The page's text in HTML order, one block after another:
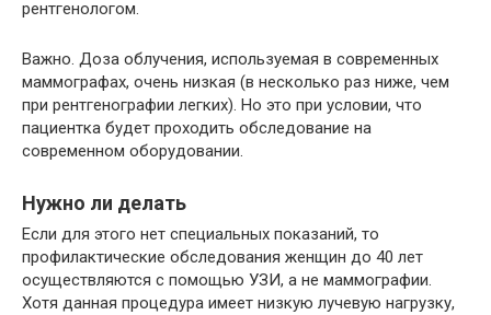
рентгенологом.
Важно. Доза облучения, используемая в современных
маммографах, очень низкая (в несколько раз ниже, чем
при рентгенографии легких). Но это при условии, что
пациентка будет проходить обследование на
современном оборудовании.
Нужно ли делать
Если для этого нет специальных показаний, то
профилактические обследования женщин до 40 лет
осуществляются с помощью УЗИ, а не маммографии.
Хотя данная процедура имеет низкую лучевую нагрузку,